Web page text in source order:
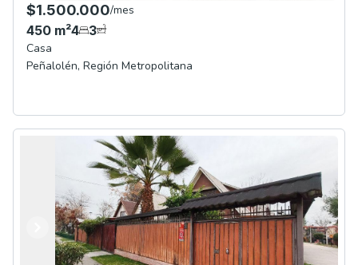
$1.500.000/mes
450 m²4 3
Casa
Peñalolén, Región Metropolitana
Anterior
Siguiente